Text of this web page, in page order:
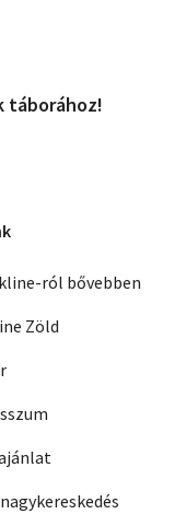
táborához!
ról bővebben
Zöld